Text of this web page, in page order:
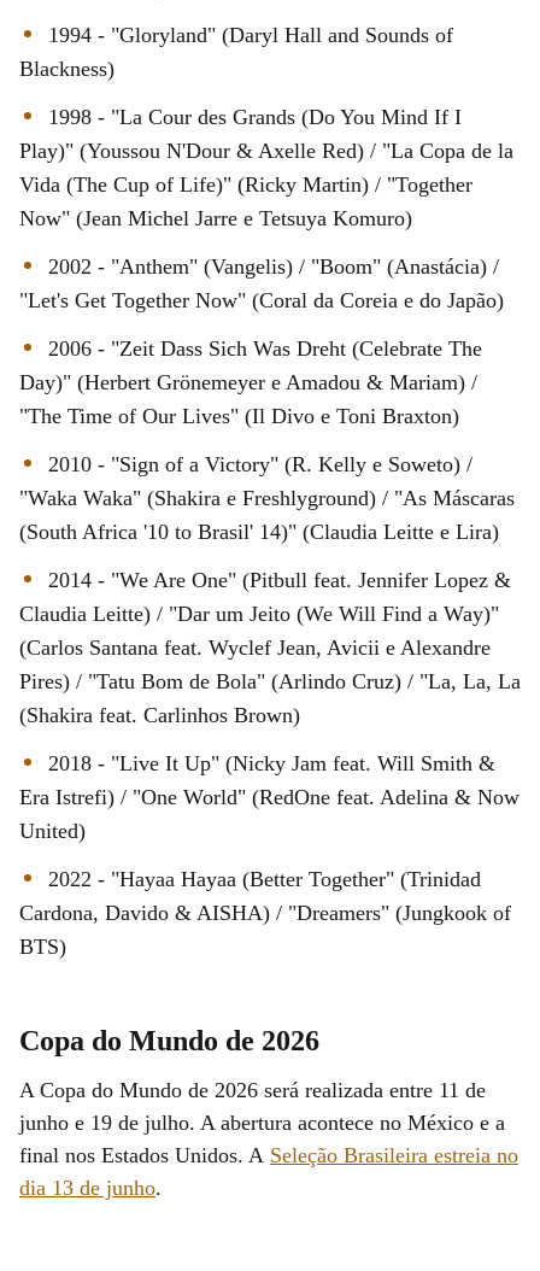
1994 - "Gloryland" (Daryl Hall and Sounds of
Blackness)
1998 - "La Cour des Grands (Do You Mind If I
Play)" (Youssou N'Dour & Axelle Red) / "La Copa de la
Vida (The Cup of Life)" (Ricky Martin) / "Together
Now" (Jean Michel Jarre e Tetsuya Komuro)
2002 - "Anthem" (Vangelis) / "Boom" (Anastácia) /
"Let's Get Together Now" (Coral da Coreia e do Japão)
2006 - "Zeit Dass Sich Was Dreht (Celebrate The
Day)" (Herbert Grönemeyer e Amadou & Mariam) /
"The Time of Our Lives" (Il Divo e Toni Braxton)
2010 - "Sign of a Victory" (R. Kelly e Soweto) /
"Waka Waka" (Shakira e Freshlyground) / "As Máscaras
(South Africa '10 to Brasil' 14)" (Claudia Leitte e Lira)
2014 - "We Are One" (Pitbull feat. Jennifer Lopez &
Claudia Leitte) / "Dar um Jeito (We Will Find a Way)"
(Carlos Santana feat. Wyclef Jean, Avicii e Alexandre
Pires) / "Tatu Bom de Bola" (Arlindo Cruz) / "La, La, La
(Shakira feat. Carlinhos Brown)
2018 - "Live It Up" (Nicky Jam feat. Will Smith &
Era Istrefi) / "One World" (RedOne feat. Adelina & Now
United)
2022 - "Hayaa Hayaa (Better Together" (Trinidad
Cardona, Davido & AISHA) / "Dreamers" (Jungkook of
BTS)
Copa do Mundo de 2026
A Copa do Mundo de 2026 será realizada entre 11 de
junho e 19 de julho. A abertura acontece no México e a
final nos Estados Unidos. A Seleção Brasileira estreia no
dia 13 de junho.